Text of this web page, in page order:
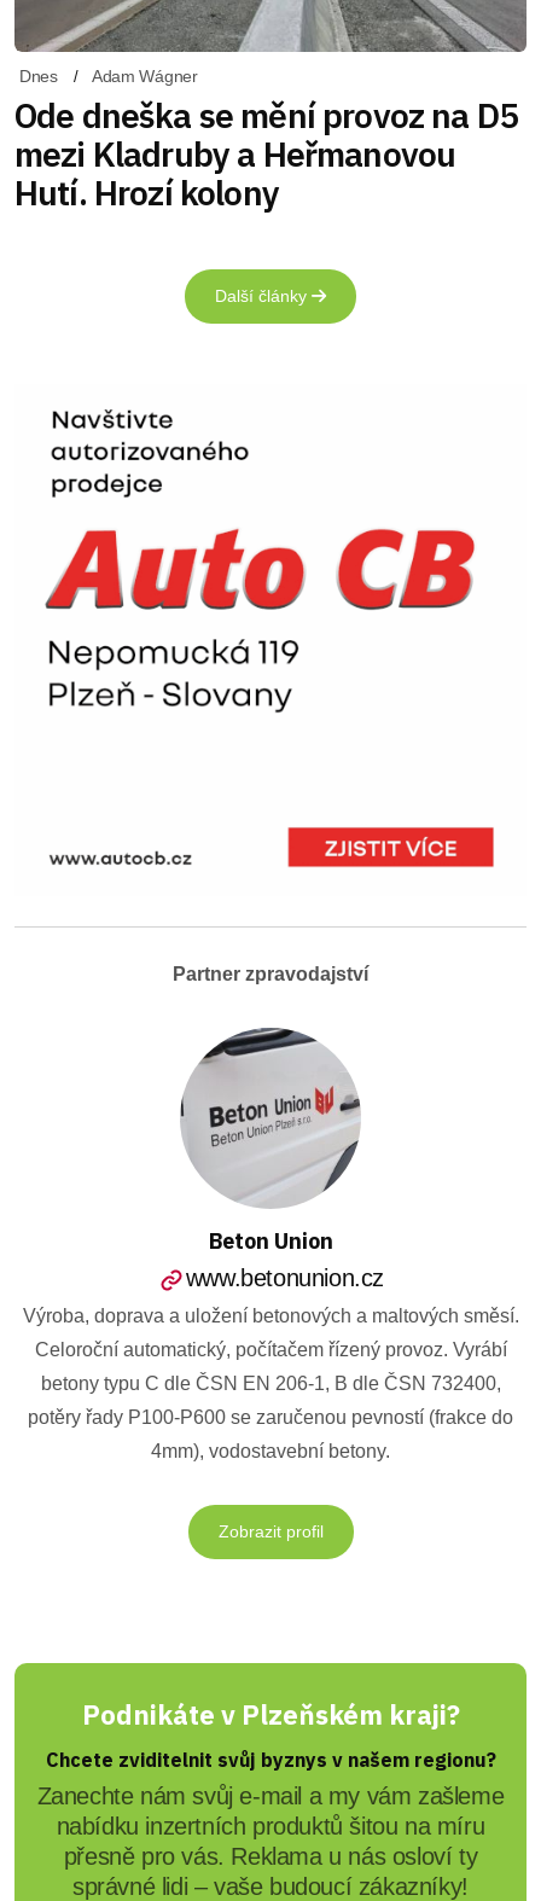
Dnes Adam Wágner
Ode dneška se mění provoz na D5
mezi Kladruby a Heřmanovou
Hutí. Hrozí kolony
Další články
Partner zpravodajství
Beton Union
www.betonunion.cz
Výroba, doprava a uložení betonových a maltových směsí.
Celoroční automatický, počítačem řízený provoz. Vyrábí
betony typu C dle ČSN EN 206-1, B dle ČSN 732400,
potěry řady P100-P600 se zaručenou pevností (frakce do
4mm), vodostavební betony.
Zobrazit profil
Podnikáte v Plzeňském kraji?
Chcete zviditelnit svůj byznys v našem regionu?
Zanechte nám svůj e-mail a my vám zašleme
nabídku inzertních produktů šitou na míru
přesně pro vás. Reklama u nás osloví ty
správné lidi – vaše budoucí zákazníky!